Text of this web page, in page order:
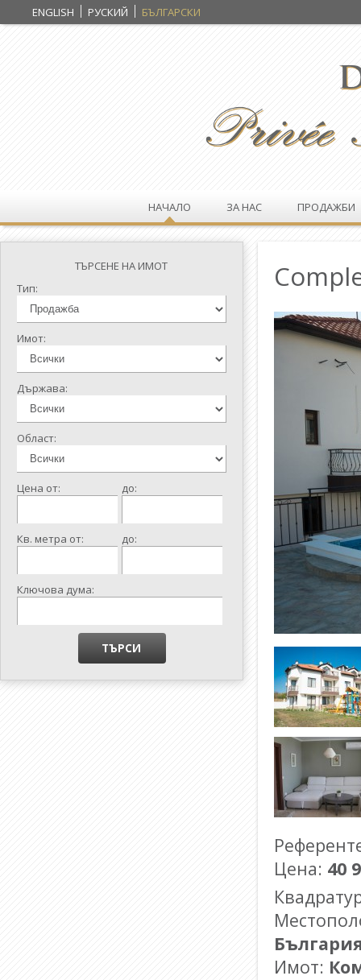
ENGLISH РУСКИЙ БЪЛГАРСКИ
НАЧАЛО ЗА НАС ПРОДАЖБИ
ТЪРСЕНЕ НА ИМОТ
Тип:
Имот:
Държава:
Област:
Цена от: до:
Кв. метра от: до:
Ключова дума:
Цена: 40
Имот: